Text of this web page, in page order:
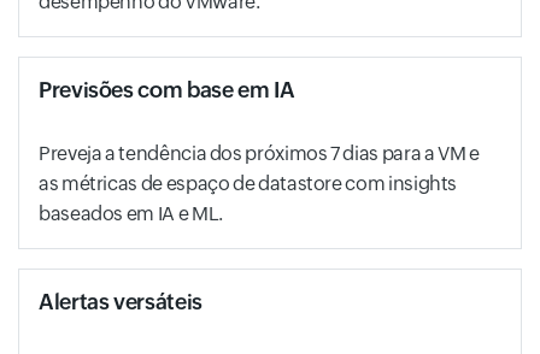
Previsões com base em IA
Preveja a tendência dos próximos 7 dias para a VM e
as métricas de espaço de datastore com insights
baseados em IA e ML.
Alertas versáteis